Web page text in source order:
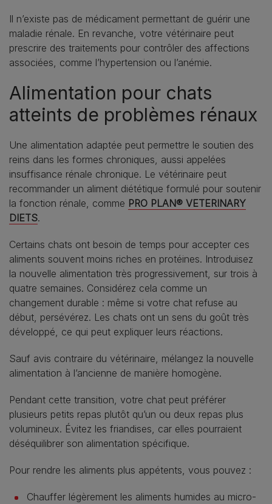
Il n’existe pas de médicament permettant de guérir une
maladie rénale. En revanche, votre vétérinaire peut
prescrire des traitements pour contrôler des affections
associées, comme l’hypertension ou l’anémie.
Alimentation pour chats
atteints de problèmes rénaux
Une alimentation adaptée peut permettre le soutien des
reins dans les formes chroniques, aussi appelées
insuffisance rénale chronique. Le vétérinaire peut
recommander un aliment diététique formulé pour soutenir
la fonction rénale, comme PRO PLAN® VETERINARY
DIETS.
Certains chats ont besoin de temps pour accepter ces
aliments souvent moins riches en protéines. Introduisez
la nouvelle alimentation très progressivement, sur trois à
quatre semaines. Considérez cela comme un
changement durable : même si votre chat refuse au
début, persévérez. Les chats ont un sens du goût très
développé, ce qui peut expliquer leurs réactions.
Sauf avis contraire du vétérinaire, mélangez la nouvelle
alimentation à l’ancienne de manière homogène.
Pendant cette transition, votre chat peut préférer
plusieurs petits repas plutôt qu’un ou deux repas plus
volumineux. Évitez les friandises, car elles pourraient
déséquilibrer son alimentation spécifique.
Pour rendre les aliments plus appétents, vous pouvez :
Chauffer légèrement les aliments humides au micro-